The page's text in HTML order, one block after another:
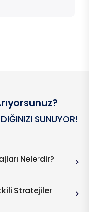
SUNUYOR!
Nelerdir?
Stratejiler